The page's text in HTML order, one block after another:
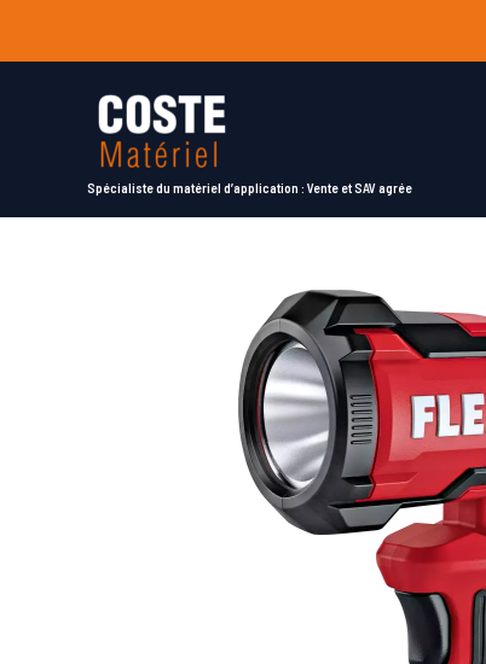
Spécialiste du matériel d’application : Vente et SAV agrée